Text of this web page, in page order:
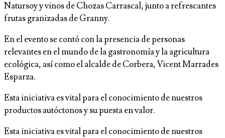
Natursoy y vinos de Chozas Carrascal, junto a refrescantes
frutas granizadas de Granny.
En el evento se contó con la presencia de personas
relevantes en el mundo de la gastronomía y la agricultura
ecológica, así como el alcalde de Corbera, Vicent Marrades
Esparza.
Esta iniciativa es vital para el conocimiento de nuestros
productos autóctonos y su puesta en valor.
Esta iniciativa es vital para el conocimiento de nuestros